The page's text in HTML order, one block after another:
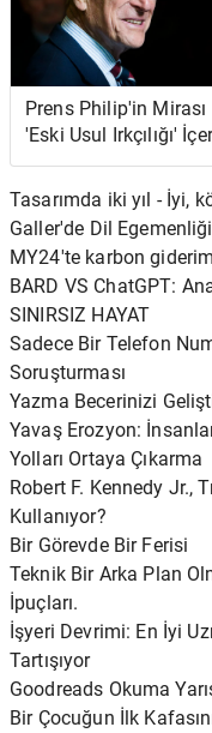
Prens Philip'in Mirası
'Eski Usul Irkçılığı'
Tasarımda iki yıl - İyi,
Galler'de Dil Egemenliği
MY24'te karbon
BARD VS ChatGPT:
SINIRSIZ HAYAT
Sadece Bir Telefon
Soruşturması
Yazma Becerinizi
Yavaş Erozyon:
Yolları Ortaya Çıkarma
Robert F. Kennedy Jr.,
Kullanıyor?
Bir Görevde Bir Ferisi
Teknik Bir Arka Plan
İpuçları.
İşyeri Devrimi: En İyi
Tartışıyor
Goodreads Okuma
Bir Çocuğun İlk